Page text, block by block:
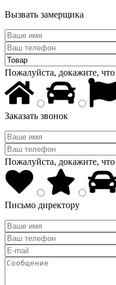
Вызвать замерщика
Пожалуйста, докажите,
Заказать звонок
Пожалуйста, докажите,
Письмо директору